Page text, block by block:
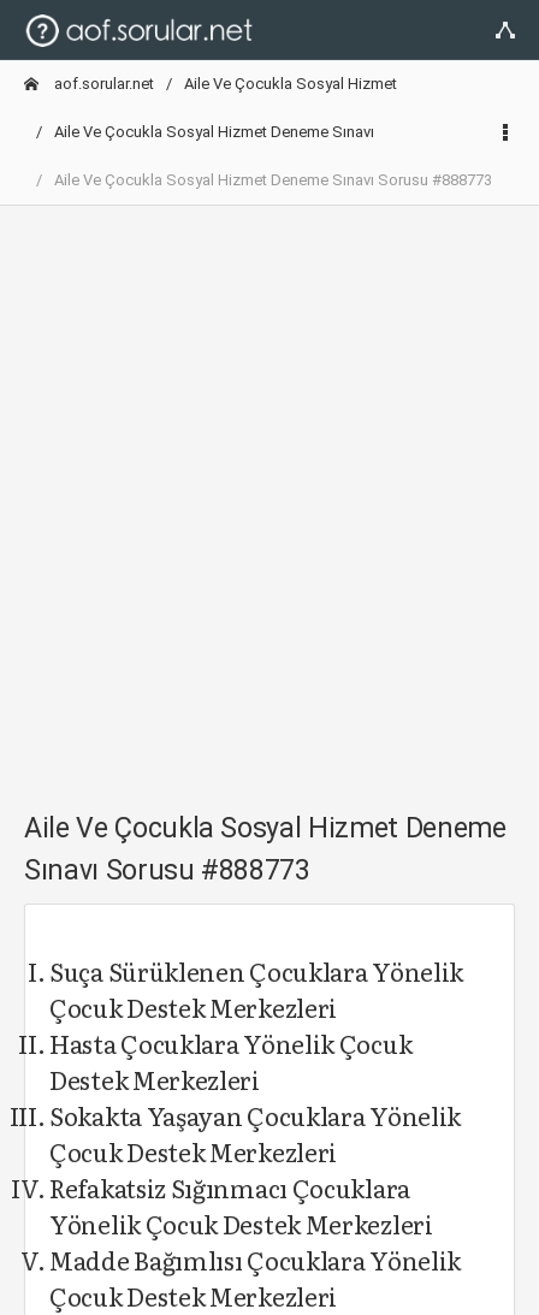
aof.sorular.net Aile Ve Çocukla Sosyal Hizmet
Aile Ve Çocukla Sosyal Hizmet Deneme Sınavı
Aile Ve Çocukla Sosyal Hizmet Deneme Sınavı Sorusu #888773
Aile Ve Çocukla Sosyal Hizmet Deneme
Sınavı Sorusu #888773
Suça Sürüklenen Çocuklara Yönelik
Çocuk Destek Merkezleri
Hasta Çocuklara Yönelik Çocuk
Destek Merkezleri
Sokakta Yaşayan Çocuklara Yönelik
Çocuk Destek Merkezleri
Refakatsiz Sığınmacı Çocuklara
Yönelik Çocuk Destek Merkezleri
Madde Bağımlısı Çocuklara Yönelik
Çocuk Destek Merkezleri